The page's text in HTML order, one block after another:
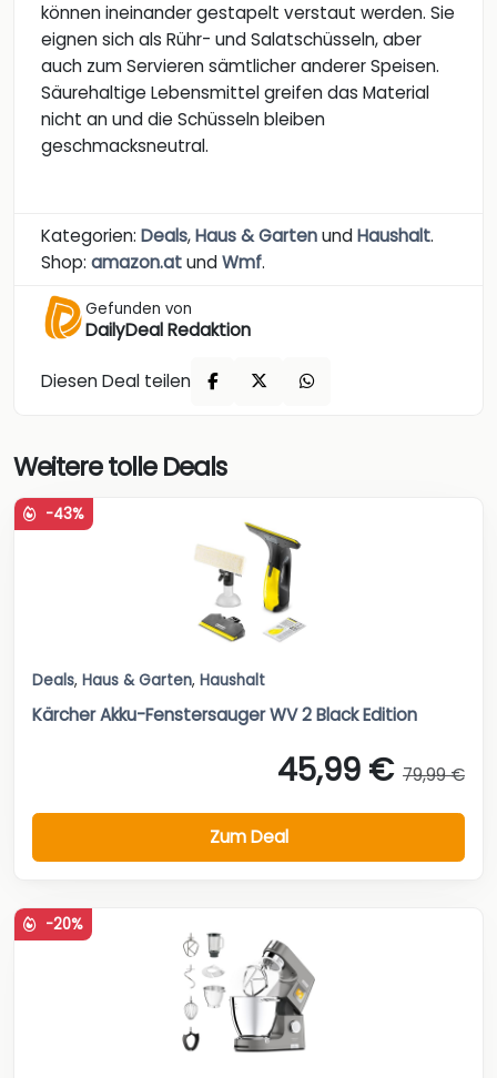
können ineinander gestapelt verstaut werden. Sie
eignen sich als Rühr- und Salatschüsseln, aber
auch zum Servieren sämtlicher anderer Speisen.
Säurehaltige Lebensmittel greifen das Material
nicht an und die Schüsseln bleiben
geschmacksneutral.
Kategorien: Deals,Haus & GartenundHaushalt.
Shop: amazon.atundWmf.
Gefunden von
DailyDeal Redaktion
Diesen Deal teilen
Weitere tolle Deals
-43%
Deals, Haus & Garten, Haushalt
Kärcher Akku-Fenstersauger WV 2 Black Edition
45,99 € 79,99 €
Zum Deal
-20%